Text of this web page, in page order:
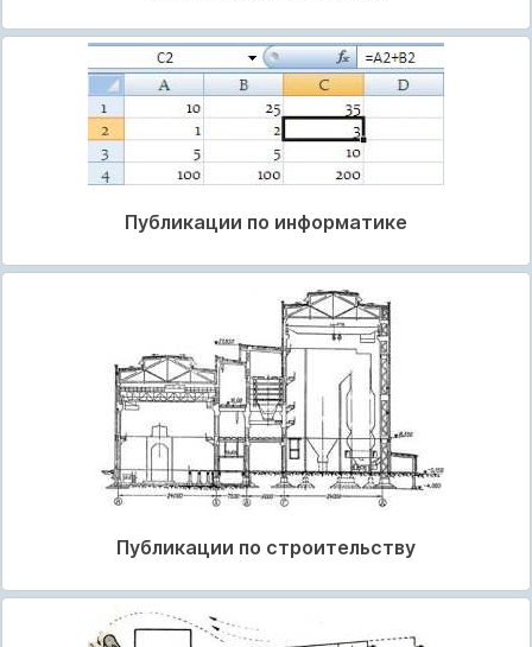
Публикации по информатике
Публикации по строительству